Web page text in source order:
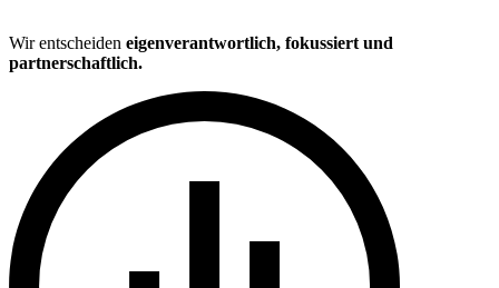
Wir entscheiden eigenverantwortlich, fokussiert und
partnerschaftlich.